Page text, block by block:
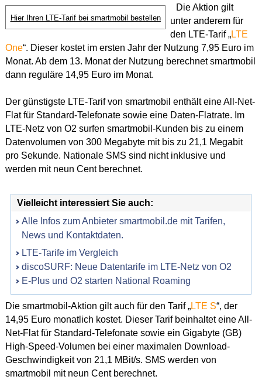
Hier Ihren LTE-Tarif bei smartmobil bestellen
Die Aktion gilt
unter anderem für
den LTE-Tarif „LTE
One“. Dieser kostet im ersten Jahr der Nutzung 7,95 Euro im
Monat. Ab dem 13. Monat der Nutzung berechnet smartmobil
dann reguläre 14,95 Euro im Monat.
Der günstigste LTE-Tarif von smartmobil enthält eine All-Net-
Flat für Standard-Telefonate sowie eine Daten-Flatrate. Im
LTE-Netz von O2 surfen smartmobil-Kunden bis zu einem
Datenvolumen von 300 Megabyte mit bis zu 21,1 Megabit
pro Sekunde. Nationale SMS sind nicht inklusive und
werden mit neun Cent berechnet.
Vielleicht interessiert Sie auch:
Alle Infos zum Anbieter smartmobil.de mit Tarifen,
News und Kontaktdaten.
LTE-Tarife im Vergleich
discoSURF: Neue Datentarife im LTE-Netz von O2
E-Plus und O2 starten National Roaming
Die smartmobil-Aktion gilt auch für den Tarif „LTE S“, der
14,95 Euro monatlich kostet. Dieser Tarif beinhaltet eine All-
Net-Flat für Standard-Telefonate sowie ein Gigabyte (GB)
High-Speed-Volumen bei einer maximalen Download-
Geschwindigkeit von 21,1 MBit/s. SMS werden von
smartmobil mit neun Cent berechnet.